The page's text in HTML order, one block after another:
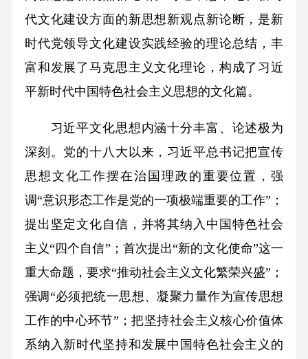
代文化建设方面的新思想新观点新论断，是新
时代党领导文化建设实践经验的理论总结，丰
富和发展了马克思主义文化理论，构成了习近
平新时代中国特色社会主义思想的文化篇。
习近平文化思想内涵十分丰富、论述极为
深刻。党的十八大以来，习近平总书记把宣传
思想文化工作摆在治国理政的重要位置，强
调“意识形态工作是党的一项极端重要的工作”；
提出坚定文化自信，并将其纳入中国特色社会
主义“四个自信”；首次提出“新的文化使命”这一
重大命题，要求“推动社会主义文化繁荣兴盛”；
强调“必须把统一思想、凝聚力量作为宣传思想
工作的中心环节”；把坚持社会主义核心价值体
系纳入新时代坚持和发展中国特色社会主义的